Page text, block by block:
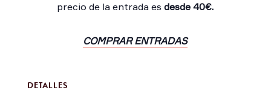
precio de la entrada esdesde 40€.
COMPRAR ENTRADAS
DETALLES